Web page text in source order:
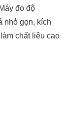
đo độ
nhỏ gọn, kích
chất liệu cao